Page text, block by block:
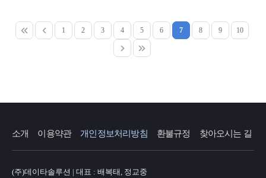
1 2 3 4 5 6 7 8 9 10
소개 이용약관 개인정보처리방침 환불규정 찾아오시는 길
(주)데이타솔루션 | 대표 : 배복태, 정교중